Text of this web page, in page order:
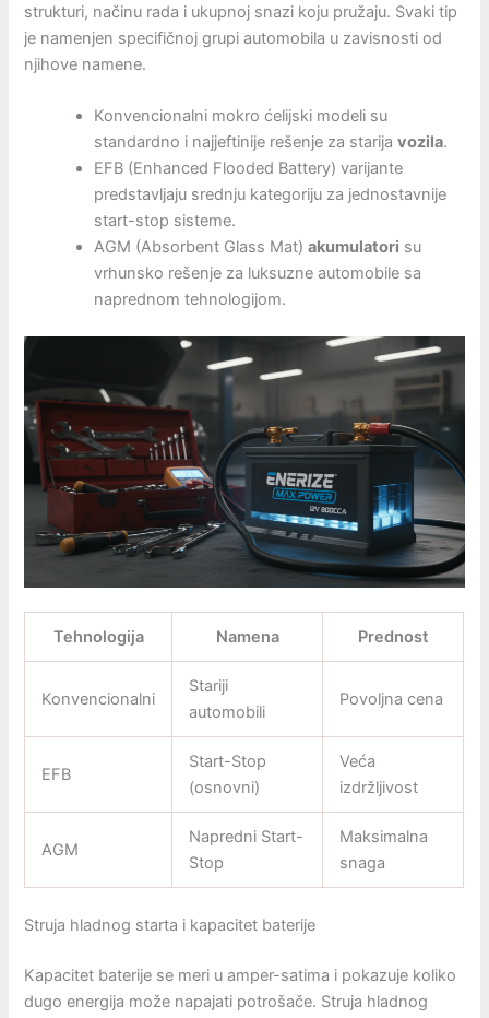
strukturi, načinu rada i ukupnoj snazi koju pružaju. Svaki tip
je namenjen specifičnoj grupi automobila u zavisnosti od
njihove namene.
Konvencionalni mokro ćelijski modeli su
standardno i najjeftinije rešenje za starijavozila.
EFB (Enhanced Flooded Battery) varijante
predstavljaju srednju kategoriju za jednostavnije
start-stop sisteme.
AGM (Absorbent Glass Mat)akumulatori su
vrhunsko rešenje za luksuzne automobile sa
naprednom tehnologijom.
Tehnologija Namena Prednost
Konvencionalni
Stariji
automobili
Povoljna cena
EFB
Start-Stop
(osnovni)
Veća
izdržljivost
AGM
Napredni Start-
Stop
Maksimalna
snaga
Struja hladnog starta i kapacitet baterije
Kapacitet baterije se meri u amper-satima i pokazuje koliko
dugo energija može napajati potrošače. Struja hladnog